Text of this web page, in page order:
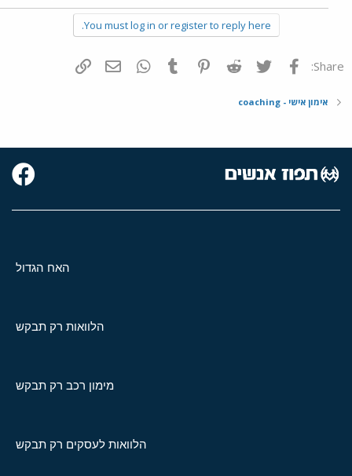
You must log in or register to reply here.
Share: פייסבוק Twitter
Reddit
Pinterest
Tumblr
WhatsAppדואר אלקטרוני
אימון אישי - coaching
האח הגדול
הלוואות רק תבקש
מימון רכב רק תבקש
הלוואות לעסקים רק תבקש